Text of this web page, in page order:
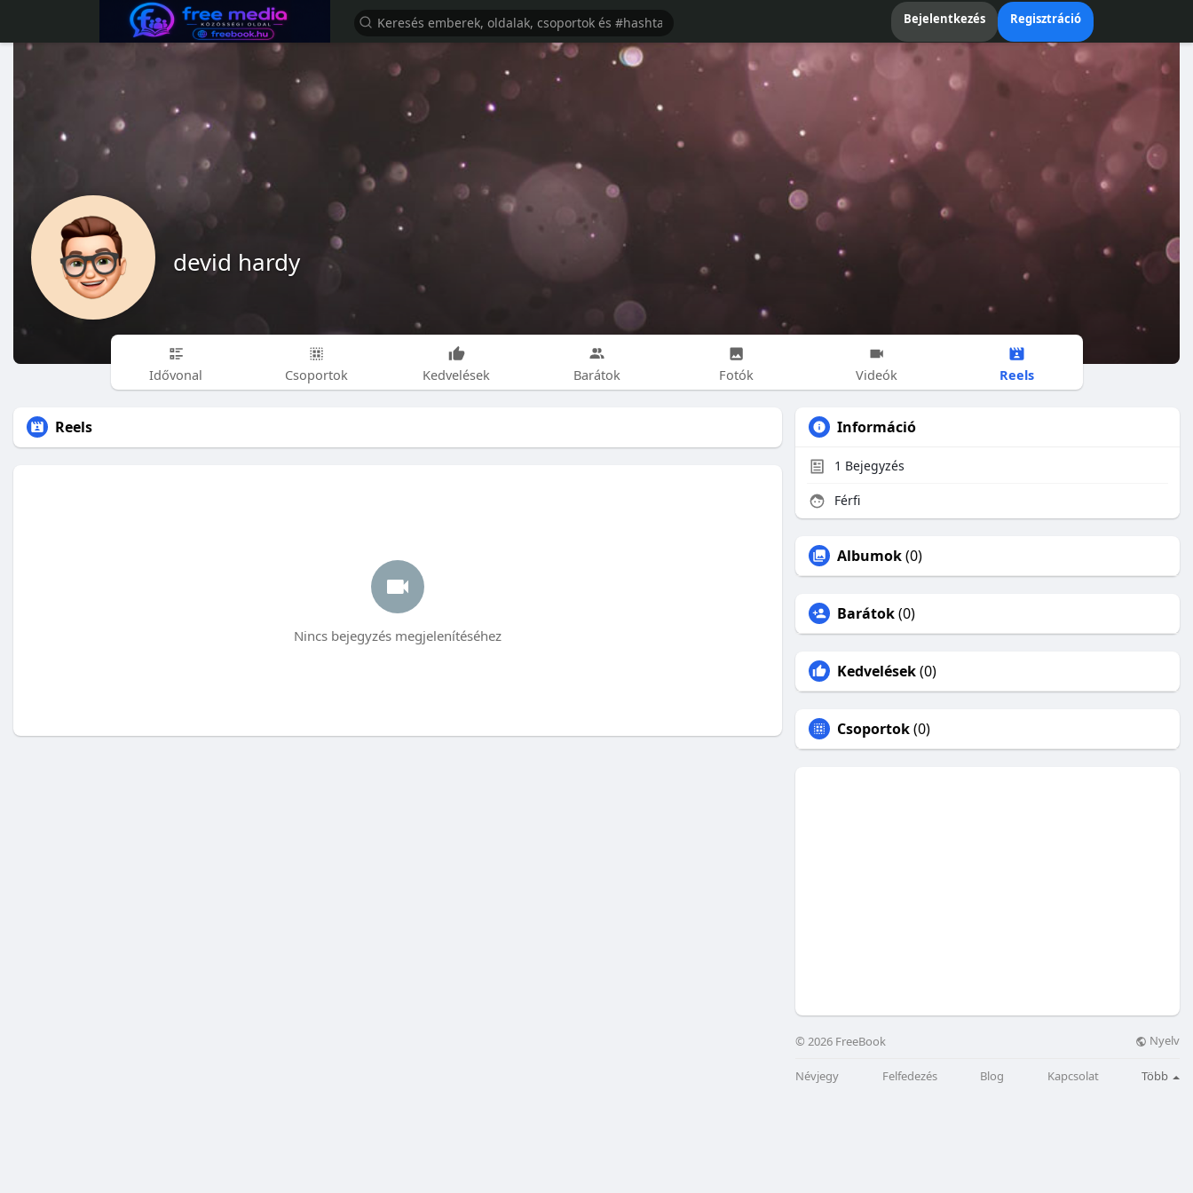
Bejelentkezés Regisztráció
devid hardy
Idővonal Csoportok Kedvelések Barátok Fotók Videók Reels
Reels
Nincs bejegyzés megjelenítéséhez
Információ
1 Bejegyzés
Férfi
Albumok(0)
Barátok(0)
Kedvelések(0)
Csoportok(0)
© 2026 FreeBook Nyelv
Névjegy Felfedezés Blog Kapcsolat Több